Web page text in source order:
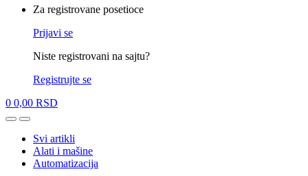
Za registrovane posetioce
Prijavi se
Niste registrovani na sajtu?
Registrujte se
0 0,00 RSD
OpenClose
Svi artikli
Alati i mašine
Automatizacija